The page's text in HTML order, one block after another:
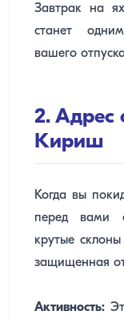
Завтрак на
станет
вашего
2. Адрес
Кириш
Когда вы
перед вами
крутые
защищенная
Активность: